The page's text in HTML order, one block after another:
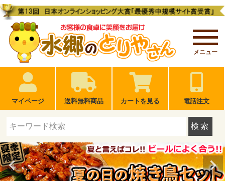
メニュー
マイページ 送料無料商品 カートを見る 電話注文
検索